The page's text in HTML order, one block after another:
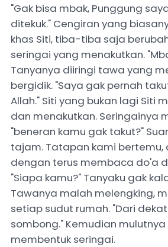
"Gak bisa mbak, Punggung
ditekuk." Cengiran yang
khas Siti, tiba-tiba saja
seringai yang menakutkan.
Tanyanya diiringi tawa yang
bergidik. "Saya gak pernah
Allah." Siti yang bukan lagi Siti
dan menakutkan. Seringainya
"beneran kamu gak takut?"
tajam. Tatapan kami bertemu,
dengan terus membaca do'a
"Siapa kamu?" Tanyaku gak
Tawanya malah melengking,
setiap sudut rumah. "Dari
sombong." Kemudian
membentuk seringai.